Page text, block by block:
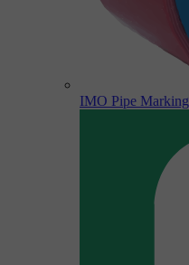
IMO Pipe Marking